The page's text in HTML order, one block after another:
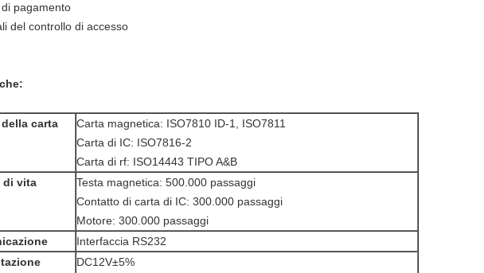
pagamento
del controllo di accesso
della carta
Carta magnetica: ISO7810 ID-1, ISO7811
Carta di IC: ISO7816-2
Carta di rf: ISO14443 TIPO A&B
di vita
Testa magnetica: 500.000 passaggi
Contatto di carta di IC: 300.000 passaggi
Motore: 300.000 passaggi
Interfaccia RS232
DC12V±5%